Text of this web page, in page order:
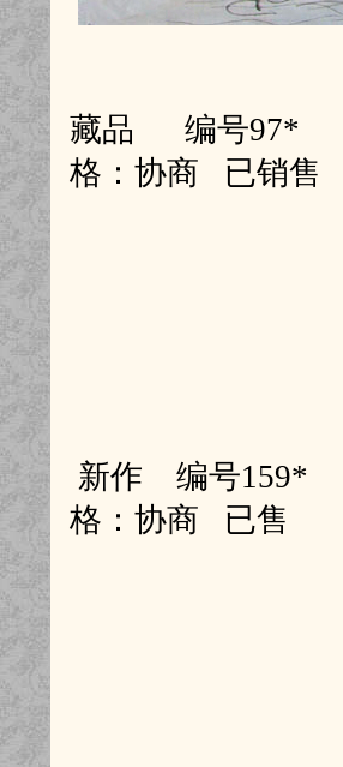
藏品 编号97* （
格：协商 已销售
新作 编号159*
格：协商 已售